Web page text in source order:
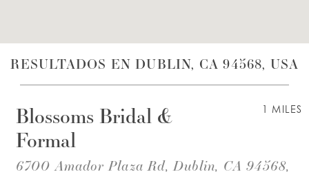
RESULTADOS EN DUBLIN, CA 94568, USA
1 MILES
Blossoms Bridal &
Formal
6700 Amador Plaza Rd, Dublin, CA 94568,